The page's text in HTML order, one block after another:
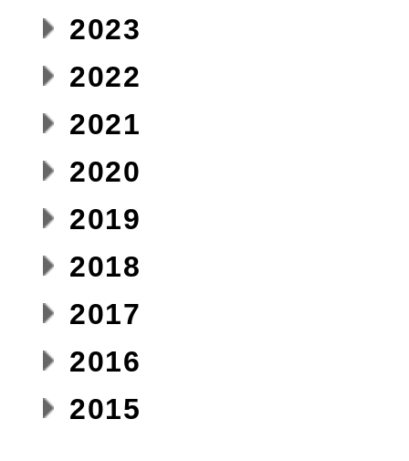
2023
2022
2021
2020
2019
2018
2017
2016
2015